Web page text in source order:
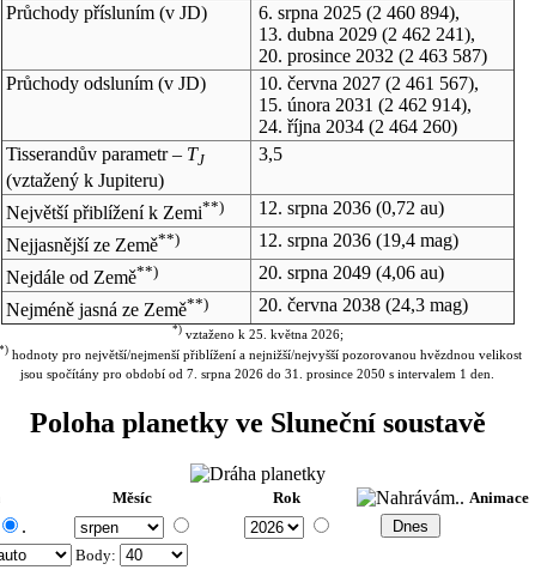
Průchody přísluním (v JD) 6. srpna 2025(2 460 894),
13. dubna 2029(2 462 241),
20. prosince 2032 (2 463 587)
Průchody odsluním (v JD) 10. června 2027(2 461 567),
15. února 2031 (2 462 914),
24. října 2034(2 464 260)
Tisserandův parametr – TJ
(vztažený k Jupiteru)
3,5
Největší přiblížení k Zemi**) 12. srpna 2036(0,72 au)
Nejjasnější ze Země**) 12. srpna 2036(19,4 mag)
Nejdále od Země**) 20. srpna 2049(4,06 au)
Nejméně jasná ze Země**) 20. června 2038(24,3 mag)
*)vztaženo k 25. května 2026;
hodnoty pro největší/nejmenší přiblížení a nejnižší/nejvyšší pozorovanou hvězdnou velikost
jsou spočítány pro období od 7. srpna 2026 do 31. prosince 2050 s intervalem 1 den.
Poloha planetky ve Sluneční soustavě
Měsíc Rok Animace
.
Body: